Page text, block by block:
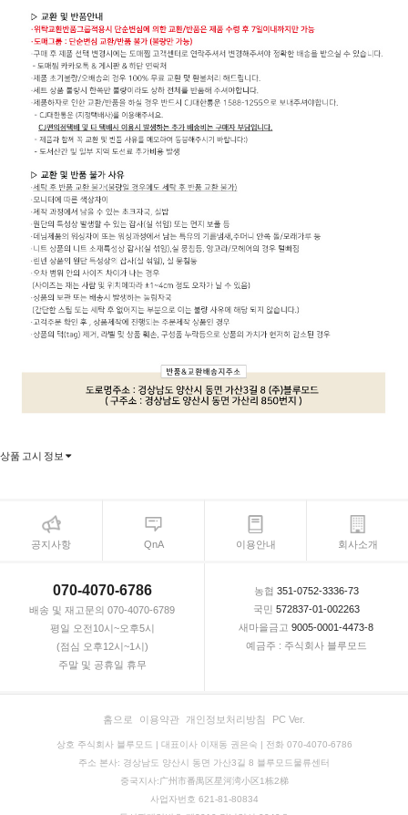
상품 고시 정보
공지사항 QnA 이용안내 회사소개
070-4070-6786
배송 및 재고문의 070-4070-6789
평일 오전10시~오후5시
(점심 오후12시~1시)
주말 및 공휴일 휴무
농협 351-0752-3336-73
국민 572837-01-002263
새마을금고 9005-0001-4473-8
예금주 : 주식회사 블루모드
홈으로 이용약관 개인정보처리방침 PC Ver.
상호 주식회사 블루모드 | 대표이사 이재동 권은숙 | 전화 070-4070-6786
주소 본사: 경상남도 양산시 동면 가산3길 8 블루모드물류센터
중국지사:广州市番禺区星河湾小区1栋2梯
사업자번호 621-81-80834